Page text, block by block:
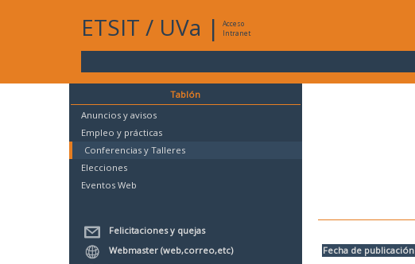
ETSIT / UVa |
Acceso
Intranet
Tablón
Anuncios y avisos
Empleo y prácticas
Conferencias y Talleres
Elecciones
Eventos Web
Felicitaciones y quejas
Webmaster (web,correo,etc)
Fecha de publicación